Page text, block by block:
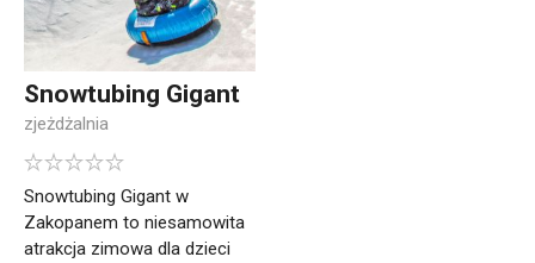
Snowtubing Gigant
zjeżdżalnia
Snowtubing Gigant w
Zakopanem to niesamowita
atrakcja zimowa dla dzieci